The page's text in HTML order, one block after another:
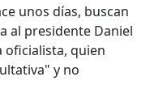
unos días, buscan
al presidente Daniel
oficialista, quien
y no